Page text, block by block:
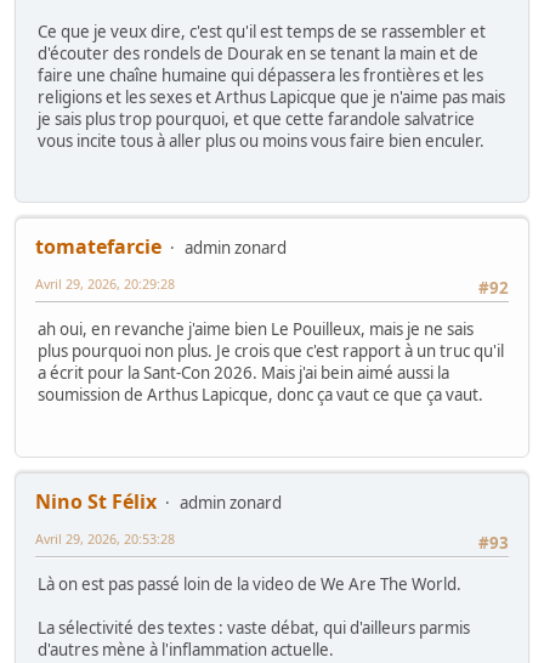
Ce que je veux dire, c'est qu'il est temps de se rassembler et
d'écouter des rondels de Dourak en se tenant la main et de
faire une chaîne humaine qui dépassera les frontières et les
religions et les sexes et Arthus Lapicque que je n'aime pas mais
je sais plus trop pourquoi, et que cette farandole salvatrice
vous incite tous à aller plus ou moins vous faire bien enculer.
tomatefarcie
admin zonard
#92
Avril 29, 2026, 20:29:28
ah oui, en revanche j'aime bien Le Pouilleux, mais je ne sais
plus pourquoi non plus. Je crois que c'est rapport à un truc qu'il
a écrit pour la Sant-Con 2026. Mais j'ai bein aimé aussi la
soumission de Arthus Lapicque, donc ça vaut ce que ça vaut.
Nino St Félix
admin zonard
#93
Avril 29, 2026, 20:53:28
Là on est pas passé loin de la video de We Are The World.
La sélectivité des textes : vaste débat, qui d'ailleurs parmis
d'autres mène à l'inflammation actuelle.